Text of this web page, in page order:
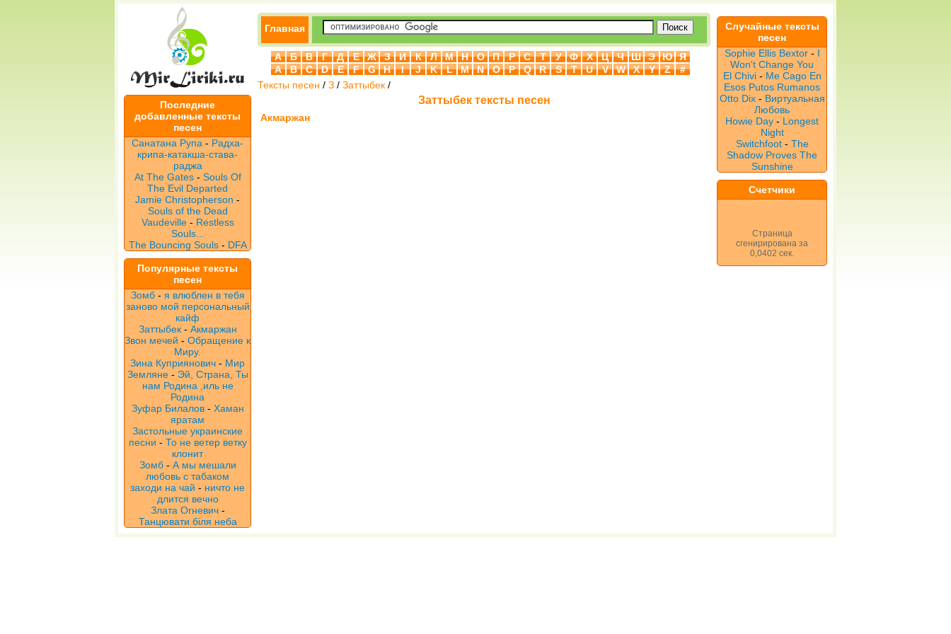
Последние
добавленные тексты
песен
Санатана Рупа - Радха-
крипа-катакша-става-
раджа
At The Gates- Souls Of
The Evil Departed
Jamie Christopherson -
Souls of the Dead
Vaudeville - Restless
Souls...
The Bouncing Souls- DFA
Популярные тексты
песен
Зомб- я влюблен в тебя
заново мой персональный
кайф
Заттыбек- Акмаржан
Звон мечей - Обращение к
Миру.
Зина Куприянович - Мир
Земляне- Эй, Страна, Ты
нам Родина ,иль не
Родина
Зуфар Билалов- Хаман
яратам
Застольные украинские
песни - То не ветер ветку
клонит
Зомб- А мы мешали
любовь с табаком
заходи на чай - ничто не
длится вечно
Злата Огневич-
Танцювати біля неба
Главная
А Б В Г Д Е Ж З И К Л М Н О П Р С Т У Ф Х Ц Ч Ш Э Ю
Я
A
B C D E F G H I J K L M N O P Q R S T U V W X Y Z
#
Тексты песен / З / Заттыбек /
Заттыбек тексты песен
Акмаржан
Случайные тексты
песен
Sophie Ellis Bextor- I
Won't Change You
El Chivi- Me Cago En
Esos Putos Rumanos
Otto Dix- Виртуальная
Любовь
Howie Day - Longest
Night
Switchfoot- The
Shadow Proves The
Sunshine
Счетчики
Страница
сгенирирована за
0,0402 сек.